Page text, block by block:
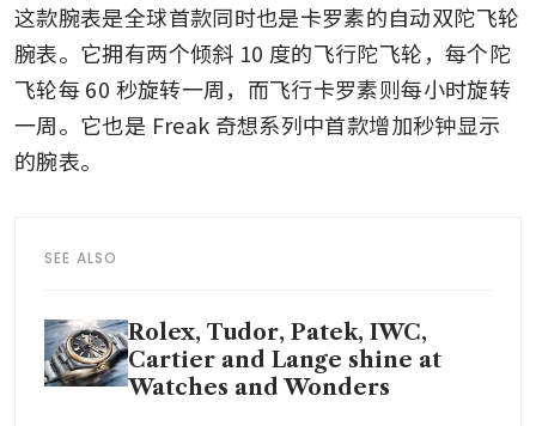
这款腕表是全球首款同时也是卡罗素的自动双陀飞轮
腕表。它拥有两个倾斜 10 度的飞行陀飞轮，每个陀
飞轮每 60 秒旋转一周，而飞行卡罗素则每小时旋转
一周。它也是 Freak 奇想系列中首款增加秒钟显示
的腕表。
SEE ALSO
Rolex, Tudor, Patek, IWC,
Cartier and Lange shine at
Watches and Wonders